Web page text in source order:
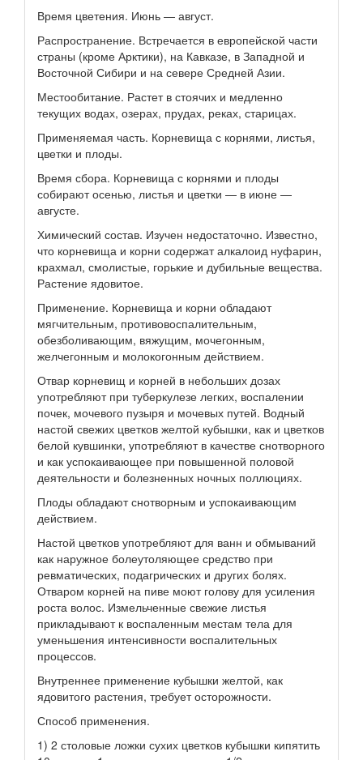
Время цветения. Июнь — август.
Распространение. Встречается в европейской части
страны (кроме Арктики), на Кавказе, в Западной и
Восточной Сибири и на севере Средней Азии.
Местообитание. Растет в стоячих и медленно
текущих водах, озерах, прудах, реках, старицах.
Применяемая часть. Корневища с корнями, листья,
цветки и плоды.
Время сбора. Корневища с корнями и плоды
собирают осенью, листья и цветки — в июне —
августе.
Химический состав. Изучен недостаточно. Известно,
что корневища и корни содержат алкалоид нуфарин,
крахмал, смолистые, горькие и дубильные вещества.
Растение ядовитое.
Применение. Корневища и корни обладают
мягчительным, противовоспалительным,
обезболивающим, вяжущим, мочегонным,
желчегонным и молокогонным действием.
Отвар корневищ и корней в небольших дозах
употребляют при туберкулезе легких, воспалении
почек, мочевого пузыря и мочевых путей. Водный
настой свежих цветков желтой кубышки, как и цветков
белой кувшинки, употребляют в качестве снотворного
и как успокаивающее при повышенной половой
деятельности и болезненных ночных поллюциях.
Плоды обладают снотворным и успокаивающим
действием.
Настой цветков употребляют для ванн и обмываний
как наружное болеутоляющее средство при
ревматических, подагрических и других болях.
Отваром корней на пиве моют голову для усиления
роста волос. Измельченные свежие листья
прикладывают к воспаленным местам тела для
уменьшения интенсивности воспалительных
процессов.
Внутреннее применение кубышки желтой, как
ядовитого растения, требует осторожности.
Способ применения.
1) 2 столовые ложки сухих цветков кубышки кипятить